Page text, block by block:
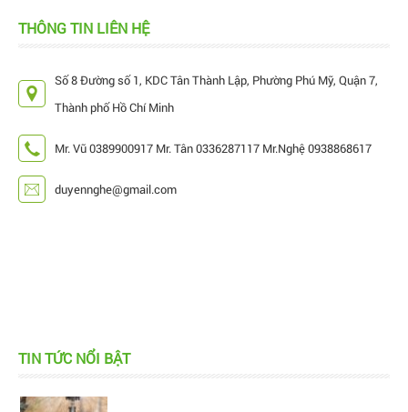
THÔNG TIN LIÊN HỆ
Số 8 Đường số 1, KDC Tân Thành Lập, Phường Phú Mỹ, Quận 7,
Thành phố Hồ Chí Minh
Mr. Vũ 0389900917 Mr. Tân 0336287117 Mr.Nghệ 0938868617
duyennghe@gmail.com
TIN TỨC NỔI BẬTHiện nay, trên thị trường đang có rất nhiều mẫu
béc tưới bù áp, làm cho khách hàng cảm thấy...